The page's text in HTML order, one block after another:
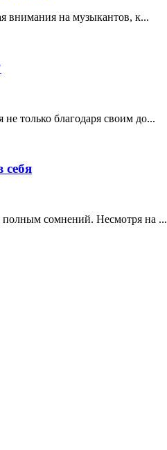
внимания на музыкантов, к...
только благодаря своим до...
сомнений. Несмотря на ...